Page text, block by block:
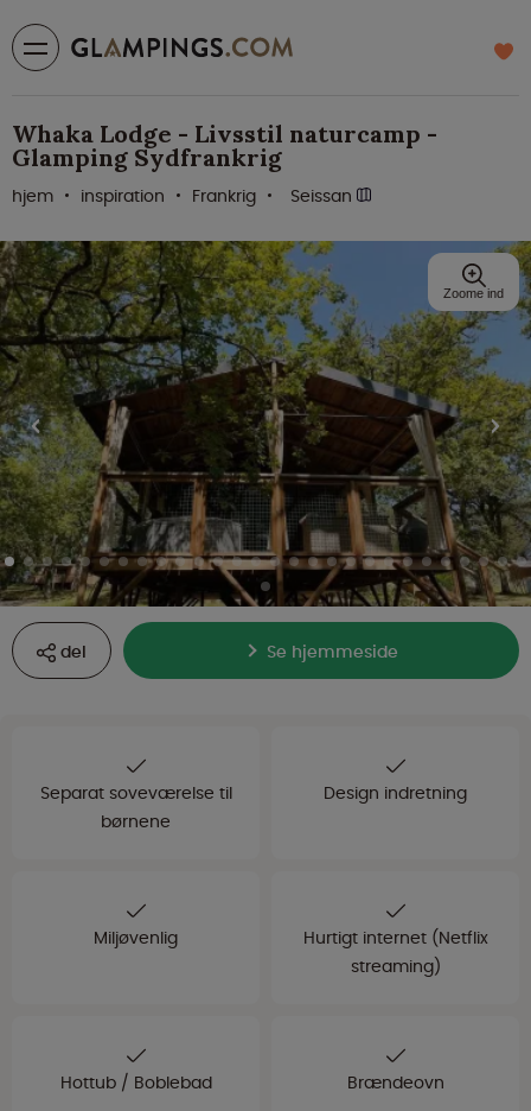
Whaka Lodge - Livsstil naturcamp -
Glamping Sydfrankrig
hjem inspiration Frankrig Seissan
del Se hjemmeside
Zoome ind
Separat soveværelse til
børnene
Design indretning
Miljøvenlig
Hurtigt internet (Netflix
streaming)
Hottub / Boblebad Brændeovn